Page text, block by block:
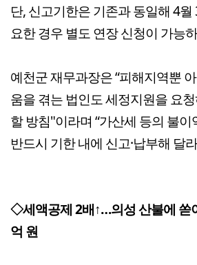
단, 신고기한은 기존과 동일해 4
요한 경우 별도 연장 신청이 가능
예천군 재무과장은 “피해지역뿐
움을 겪는 법인도 세정지원을 요
할 방침"이라며 “가산세 등의 불
반드시 기한 내에 신고·납부해 달
◇세액공제 2배↑…의성 산불에 쏟
억 원